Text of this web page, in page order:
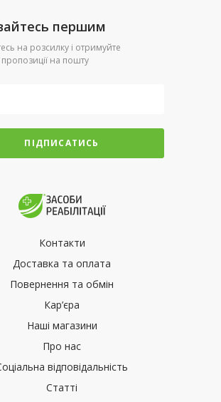
першим
на розсилку і отримуйте
пропозиції на пошту
ПІДПИСАТИСЬ
Контакти
Доставка та оплата
Повернення та обмін
Кар’єра
Наші магазини
Про нас
відповідальність
Статті